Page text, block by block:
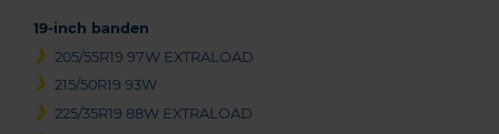
19-inch banden
205/55R19 97W EXTRALOAD
215/50R19 93W
225/35R19 88W EXTRALOAD